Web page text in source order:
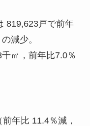
819,623戸で前年
の減少。
㎡，前年比7.0％
前年比 11.4％減，